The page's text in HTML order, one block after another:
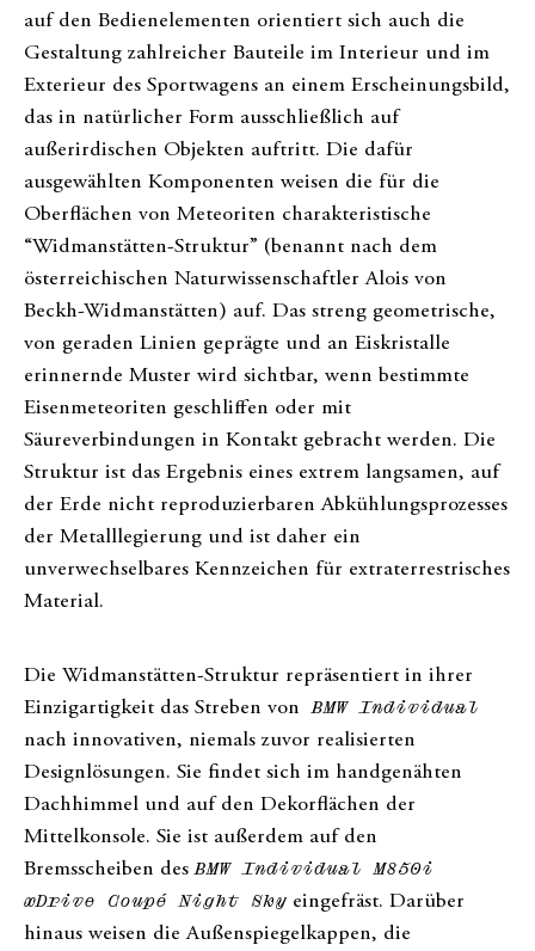
auf den Bedienelementen orientiert sich auch die
Gestaltung zahlreicher Bauteile im Interieur und im
Exterieur des Sportwagens an einem Erscheinungsbild,
das in natürlicher Form ausschließlich auf
außerirdischen Objekten auftritt. Die dafür
ausgewählten Komponenten weisen die für die
Oberflächen von Meteoriten charakteristische
“Widmanstätten-Struktur” (benannt nach dem
österreichischen Naturwissenschaftler Alois von
Beckh-Widmanstätten) auf. Das streng geometrische,
von geraden Linien geprägte und an Eiskristalle
erinnernde Muster wird sichtbar, wenn bestimmte
Eisenmeteoriten geschliffen oder mit
Säureverbindungen in Kontakt gebracht werden. Die
Struktur ist das Ergebnis eines extrem langsamen, auf
der Erde nicht reproduzierbaren Abkühlungsprozesses
der Metalllegierung und ist daher ein
unverwechselbares Kennzeichen für extraterrestrisches
Material.
Die Widmanstätten-Struktur repräsentiert in ihrer
Einzigartigkeit das Streben von BMW Individual
nach innovativen, niemals zuvor realisierten
Designlösungen. Sie findet sich im handgenähten
Dachhimmel und auf den Dekorflächen der
Mittelkonsole. Sie ist außerdem auf den
Bremsscheiben desBMW Individual M850i
xDrive Coupé Night Sky eingefräst. Darüber
hinaus weisen die Außenspiegelkappen, die